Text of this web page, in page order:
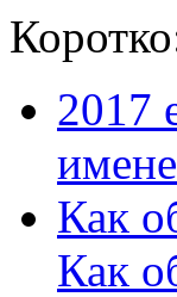
2017
Как
Как